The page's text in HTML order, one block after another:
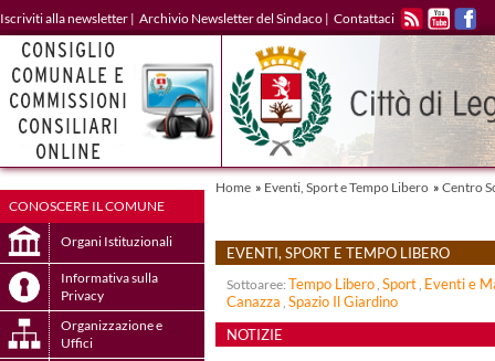
Iscriviti alla newsletter | Archivio Newsletter del Sindaco | Contattaci RSS YOUTUBE
CONOSCERE IL COMUNE
Organi Istituzionali
Informativa sulla
Privacy
Organizzazione e
Uffici
Home » Eventi, Sport e Tempo Libero » Centro
EVENTI, SPORT E TEMPO LIBERO
Sottoaree: Tempo Libero, Sport, Eventi e
Canazza , Spazio Il Giardino
NOTIZIE